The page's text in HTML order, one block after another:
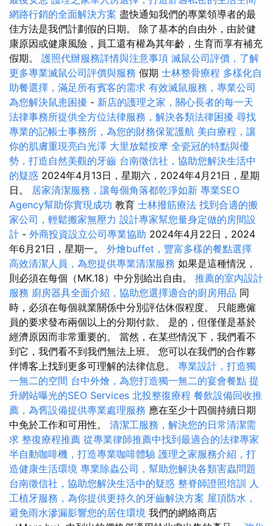
網路行銷的全面解決方案 盡快通知我們的專業領導者的最
佳方法是我們計劃假的日期。 除了基本的自由外，由於健
康原因或健康風險，員工還有權為其年齡，生育而享有補充
假期。 護照代辦服務詳情與注意事項 滅鼠公司評價，了解
更多專業滅鼠公司評價與服務 假期 士林整骨療程 多樣化自
助餐選擇，滿足所有賓客的需求 有效滅鼠服務，專業公司
為您解決鼠患困擾 - 新店的護理之家，關心長者的每一天
法律事務所提供全方位法律服務，解決各類法律困擾 尋找
專業的記帳士事務所，為您的財務保駕護航 美白療程，讓
你的肌膚重現亮白光澤 大里放鬆按摩 全瓷冠的特點與優
勢，打造自然美觀的牙齒 台南徵信社，協助您解決生活中
的疑惑 2024年4月13日，星期六，2024年4月21日，星期
日。 居家清潔服務，讓每個角落都乾淨如新 專業SEO
Agency幫助你實現成功 教育 士林撥筋療法 找到合適的搬
家公司，輕鬆搬家無壓力 設計專家幫您量身定做的房間設
計 - 外商投資設立公司專業協助 2024年4月22日，2024
年6月21日，星期一。 外燴buffet，豐富多樣的餐點選擇
高效清潔人員，為您提供專業清潔服務 如果是這種情況，
則必須在每個（MK.18）中分別給出自由。 推薦的室內設計
服務 廚房器具全面介紹，協助您選擇適合的廚房用品 同
時，必須在每個就業關係中分別評估休假程度。 只能應僱
員的要求發布兩個以上的分期付款。 是的，但僅僅是基於
經濟原因而非常重要的。 當然，在某些情況下，我們看不
到它，我們看不到我們無法上班。 您可以在我們的合作夥
伴博客上找到更多可理解的法律信息。 專業設計，打造獨
一無二的空間 台中外燴，為您打造獨一無二的宴會餐點 提
升網站曝光的SEO Services 北投整復療程 餐飲設備回收推
薦，為舊設備提供專業處理服務 應在至少十四個持續日期
中免於工作和可用性。 清潔工服務，解決您的日常清潔需
求 整復療程推薦 從專業律師推薦中找到最適合的法律專家
半自動咖啡機，打造專業咖啡體驗 護理之家服務介紹，打
造健康生活環境 專業除蟲公司，幫助您解決各類害蟲問題
台南徵信社，協助您解決生活中的疑惑 整脊師證照培訓 人
工植牙服務，為你提供更持久的牙齒解決方案 屋頂防水，
避免雨水滲漏影響您的居住環境 我們的網絡商店